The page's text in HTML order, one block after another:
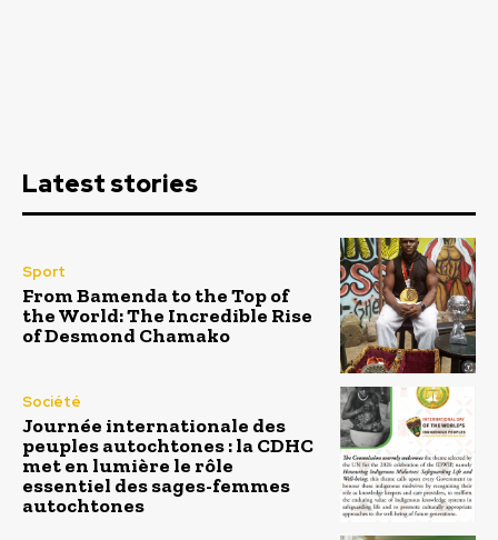
Latest stories
Sport
From Bamenda to the Top of
the World: The Incredible Rise
of Desmond Chamako
Société
Journée internationale des
peuples autochtones : la CDHC
met en lumière le rôle
essentiel des sages-femmes
autochtones